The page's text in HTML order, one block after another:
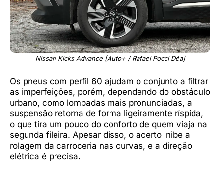
Nissan Kicks Advance [Auto+ / Rafael Pocci Déa]
Os pneus com perfil 60 ajudam o conjunto a filtrar
as imperfeições, porém, dependendo do obstáculo
urbano, como lombadas mais pronunciadas, a
suspensão retorna de forma ligeiramente ríspida,
o que tira um pouco do conforto de quem viaja na
segunda fileira. Apesar disso, o acerto inibe a
rolagem da carroceria nas curvas, e a direção
elétrica é precisa.